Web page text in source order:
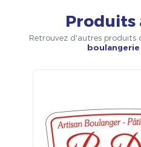
Produits
Retrouvez d'autres produits